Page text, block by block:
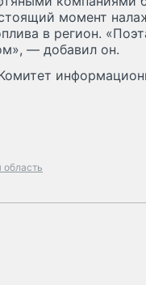
момент
в регион.
— добавил он.
область